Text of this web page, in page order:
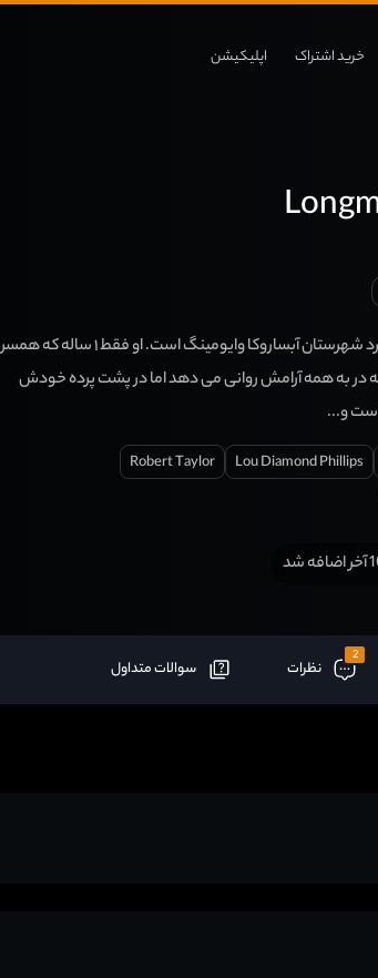
خرید اشتراک اپلیکیشن
انگ والت مایر کلانتر متعهد و خونسرد شهرستان آبساروکا وایومینگ است. او فقط ۱ ساله که همسر
در به همه آرامش روانی می دهد اما در پشت پرده خودش
است و...
Lou Diamond Phillips
Robert Taylor
2
نظرات سوالات متداول